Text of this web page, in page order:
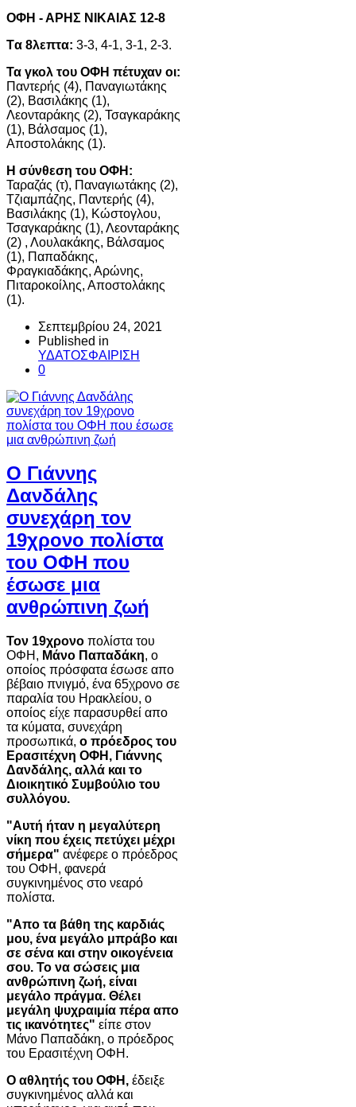
ΟΦΗ - ΑΡΗΣ ΝΙΚΑΙΑΣ 12-8
Tα 8λεπτα: 3-3, 4-1, 3-1, 2-3.
Τα γκολ του ΟΦΗ πέτυχαν οι:
Παντερής (4), Παναγιωτάκης
(2), Βασιλάκης (1),
Λεονταράκης (2), Τσαγκαράκης
(1), Βάλσαμος (1),
Αποστολάκης (1).
Η σύνθεση του ΟΦΗ:
Ταραζάς (τ), Παναγιωτάκης (2),
Τζιαμπάζης, Παντερής (4),
Βασιλάκης (1), Κώστογλου,
Τσαγκαράκης (1), Λεονταράκης
(2) , Λουλακάκης, Βάλσαμος
(1), Παπαδάκης,
Φραγκιαδάκης, Αρώνης,
Πιταροκοίλης, Αποστολάκης
(1).
Σεπτεμβρίου 24, 2021
Published in
ΥΔΑΤΟΣΦΑΙΡΙΣΗ
0
Ο Γιάννης
Δανδάλης
συνεχάρη τον
19χρονο πολίστα
του ΟΦΗ που
έσωσε μια
ανθρώπινη ζωή
Τον 19χρονο πολίστα του
ΟΦΗ, Μάνο Παπαδάκη, ο
οποίος πρόσφατα έσωσε απο
βέβαιο πνιγμό, ένα 65χρονο σε
παραλία του Ηρακλείου, ο
οποίος είχε παρασυρθεί απο
τα κύματα, συνεχάρη
προσωπικά, ο πρόεδρος του
Ερασιτέχνη ΟΦΗ, Γιάννης
Δανδάλης, αλλά και το
Διοικητικό Συμβούλιο του
συλλόγου.
"Αυτή ήταν η μεγαλύτερη
νίκη που έχεις πετύχει μέχρι
σήμερα" ανέφερε ο πρόεδρος
του ΟΦΗ, φανερά
συγκινημένος στο νεαρό
πολίστα.
"Απο τα βάθη της καρδιάς
μου, ένα μεγάλο μπράβο και
σε σένα και στην οικογένεια
σου. Το να σώσεις μια
ανθρώπινη ζωή, είναι
μεγάλο πράγμα. Θέλει
μεγάλη ψυχραιμία πέρα απο
τις ικανότητες" είπε στον
Μάνο Παπαδάκη, ο πρόεδρος
του Ερασιτέχνη ΟΦΗ.
Ο αθλητής του ΟΦΗ, έδειξε
συγκινημένος αλλά και